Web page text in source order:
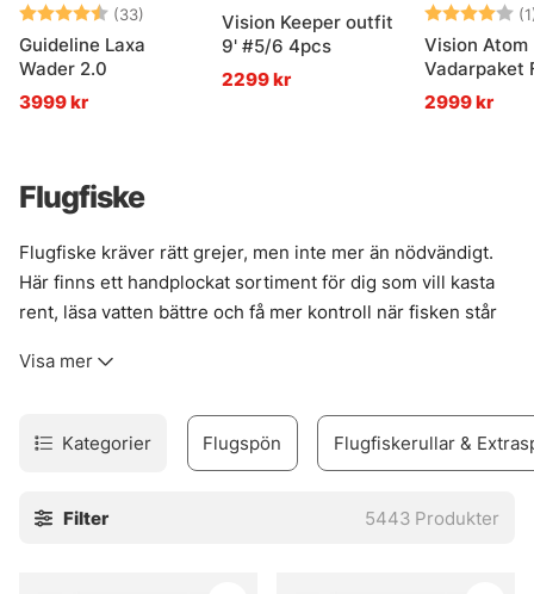
Betyg: (33)
4.6 utav 5 stjärnor
Guideline Laxa
Wader 2.0
3999 kr
Vision Keeper outfit
9' #5/6 4pcs
2299 kr
Betyg:
Vision Atom
Vadarpaket
2999 kr
Flugfiske
Flugfiske kräver rätt grejer, men inte mer än nödvändigt.
Här finns ett handplockat sortiment för dig som vill kasta
rent, läsa vatten bättre och få mer kontroll när fisken står
och linor till flugor, flugbindningsmaterial, vadare och set
Urvalet är byggt för verkligt fiske. Inte prydnad. Därför
finns produkter för både erfarna flugfiskare och nybörjare
Vision, Simms, Patagonia, A.Jensen, Sage, RIO, Loop,
Visa mer
Kategorier Flugspön Flugfiskerullar &
Filter 5443 Produkter